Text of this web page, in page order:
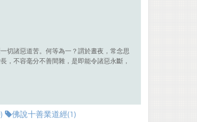
切諸惡道苦。何等為一？謂於晝夜，常念思
，不容毫分不善間雜，是即能令諸惡永斷，
佛說十善業道經(1)